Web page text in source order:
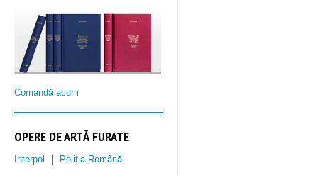
Comandă acum
OPERE DE ARTĂ FURATE
Interpol Poliția Română